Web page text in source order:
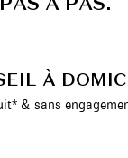
À
& sans